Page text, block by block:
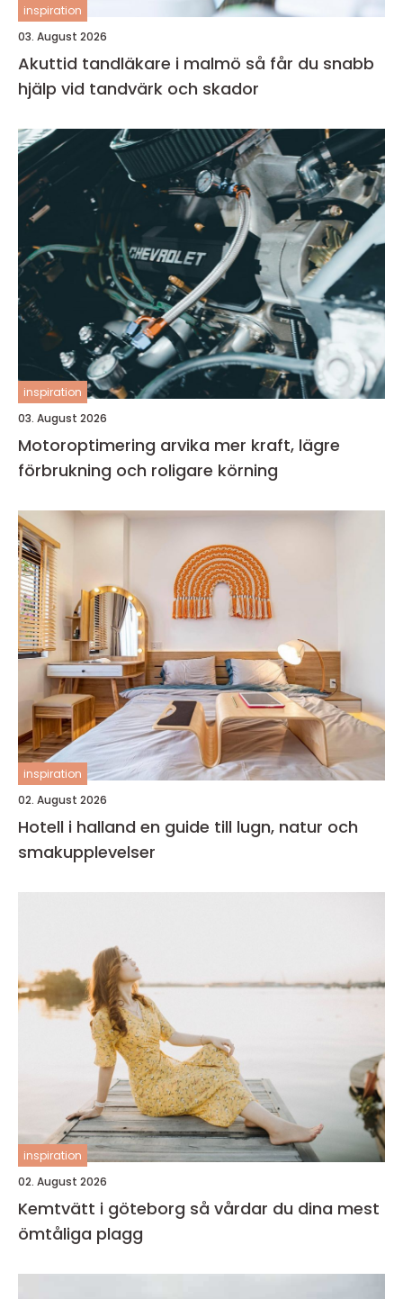
inspiration
03. August 2026
Akuttid tandläkare i malmö så får du snabb
hjälp vid tandvärk och skador
inspiration
03. August 2026
Motoroptimering arvika mer kraft, lägre
förbrukning och roligare körning
inspiration
02. August 2026
Hotell i halland en guide till lugn, natur och
smakupplevelser
inspiration
02. August 2026
Kemtvätt i göteborg så vårdar du dina mest
ömtåliga plagg